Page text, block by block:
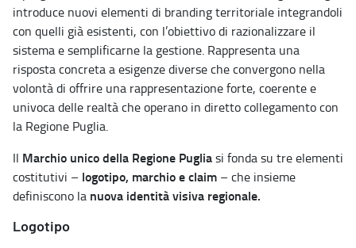
introduce nuovi elementi di branding territoriale integrandoli
con quelli già esistenti, con l’obiettivo di razionalizzare il
sistema e semplificarne la gestione. Rappresenta una
risposta concreta a esigenze diverse che convergono nella
volontà di offrire una rappresentazione forte, coerente e
univoca delle realtà che operano in diretto collegamento con
la Regione Puglia.
Il Marchio unico della Regione Pugliasi fonda su tre elementi
costitutivi – logotipo, marchio e claim – che insieme
definiscono la nuova identità visiva regionale.
Logotipo